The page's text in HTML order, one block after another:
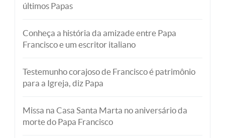
últimos Papas
Conheça a história da amizade entre Papa
Francisco e um escritor italiano
Testemunho corajoso de Francisco é patrimônio
para a Igreja, diz Papa
Missa na Casa Santa Marta no aniversário da
morte do Papa Francisco